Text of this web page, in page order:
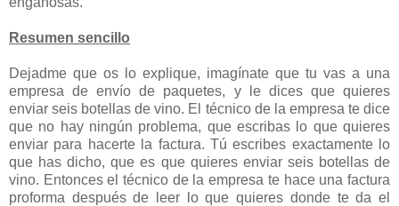
Resumen sencillo
Dejadme que os lo explique, imagínate que tu vas a una
empresa de envío de paquetes, y le dices que quieres
enviar seis botellas de vino. El técnico de la empresa te dice
que no hay ningún problema, que escribas lo que quieres
enviar para hacerte la factura. Tú escribes exactamente lo
que has dicho, que es que quieres enviar seis botellas de
vino. Entonces el técnico de la empresa te hace una factura
proforma después de leer lo que quieres donde te da el